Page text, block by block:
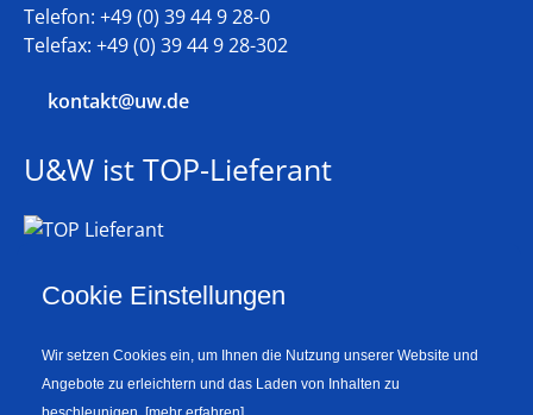
Telefon: +49 (0) 39 44 9 28-0
Telefax: +49 (0) 39 44 9 28-302
kontakt@uw.de
U&W ist TOP-Lieferant
Auszeichnung als Top-Lieferant durch die
Kommunalen Wasserwerke Leipzig
Cookie Einstellungen
Wir setzen Cookies ein, um Ihnen die Nutzung unserer Website und
Angebote zu erleichtern und das Laden von Inhalten zu